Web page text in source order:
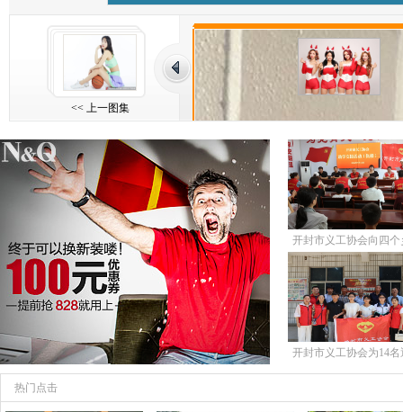
<< 上一图集
开封市义工协会向四个
20名遇困生发
开封市义工协会为14
生发放13000
热门点击